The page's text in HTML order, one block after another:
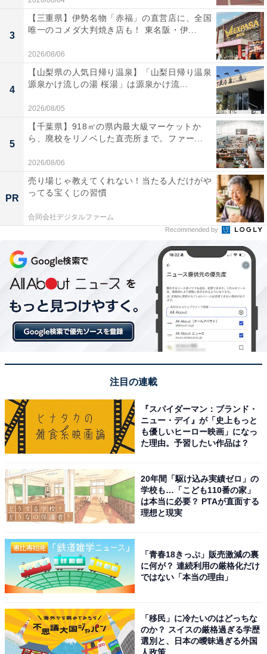
3
【三重県】伊勢名物「赤福」の直営店に、全国
唯一のコメダ大判焼き店も！ 東名阪・伊...
2026/08/06
4
【山梨県の人気日帰り温泉】「山梨日帰り温泉
源泉かけ流しの湯 桜湯」は源泉かけ流...
2026/08/05
5
【千葉県】918㎡の県内最大級マーケットか
ら、廃校をリノベした直売所まで。ファー...
2026/08/06
PR
売り場じゃ教えてくれない！当たる人だけがや
ってる宝くじの習慣
合同会社デジタルファーム
Recommended by
注目の連載
『スパイダーマン：ブランド・
ニュー・デイ』が「史上もっと
も優しいヒーロー映画」になっ
た理由。予習したい作品は？
20年間「駆け込み実績ゼロ」の
学校も…「こども110番の家」
は本当に必要？ PTAが直面する
理想と現実
「青春18きっぷ」販売激減の裏
に何が？ 連続利用の厳格化だけ
ではない「本当の理由」
「移民」に冷たいのはどっちな
のか？ スイスの厳格過ぎる学歴
選別と、日本の曖昧過ぎる外国